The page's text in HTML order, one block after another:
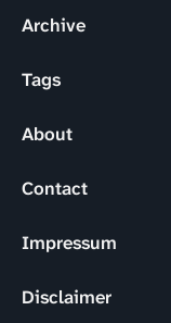
Archive
Tags
About
Contact
Impressum
Disclaimer